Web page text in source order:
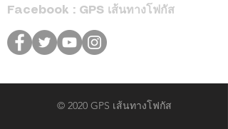
Facebook : GPS เส้นทางโฟกัส
© 2020 GPS เส้นทางโฟกัส